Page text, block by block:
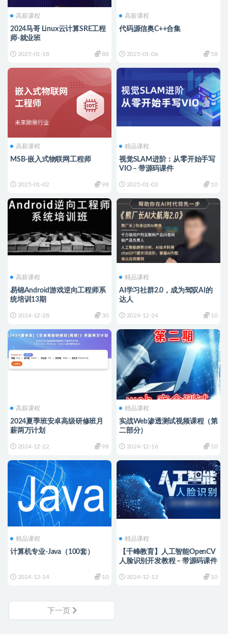
高薪课程
2024马哥 Linux云计算SRE工程
师-就业班
2025-01-18 88
高薪课程
代码源信奥C++合集
2025-01-06 58
高薪课程
MSB-嵌入式物联网工程师
2025-01-02 98
精品课程
视觉SLAM进阶：从零开始手写
VIO – 带源码课件
2025-01-02 10
高薪课程
易锦Android游戏逆向工程师系
统培训13期
2024-12-28 30
精品课程
AI学习社群2.0，成为驾驭AI的
达人
2024-12-24 10
高薪课程
2024夏季班安卓高级研修班月
薪两万计划
2024-12-22 98
精品课程
实战Web渗透测试视频课程（第
二部分）
2024-12-16 10
精品课程
计算机专业-Java（100套）
2024-12-14 10
精品课程
【千峰教育】人工智能OpenCV
人脸识别开发教程 – 带源码课件
2024-12-12 10
下一页